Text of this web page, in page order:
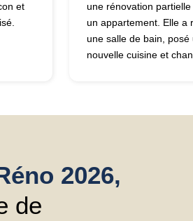
et
une rénovation
un appartement. Elle a
une salle de bain, posé
nouvelle cuisine et
mais elle a été réactive
bien aimé que le
2026,
de